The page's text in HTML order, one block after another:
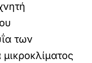
των